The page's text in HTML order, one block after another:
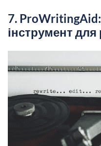
7.
інструмент